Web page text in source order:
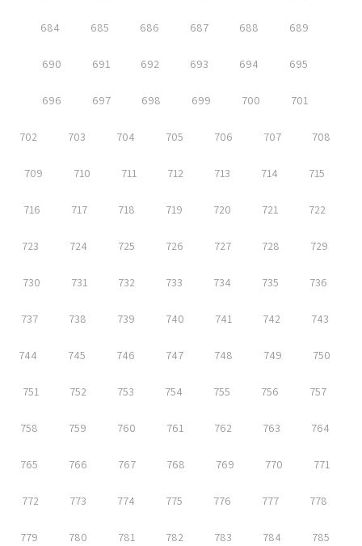
684 685 686 687 688 689
690 691 692 693 694 695
696 697 698 699 700 701
702 703 704 705 706 707 708
709 710 711 712 713 714 715
716 717 718 719 720 721 722
723 724 725 726 727 728 729
730 731 732 733 734 735 736
737 738 739 740 741 742 743
744 745 746 747 748 749 750
751 752 753 754 755 756 757
758 759 760 761 762 763 764
765 766 767 768 769 770 771
772 773 774 775 776 777 778
779 780 781 782 783 784 785